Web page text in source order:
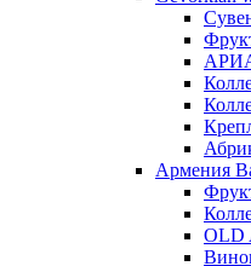
Армения
OLD